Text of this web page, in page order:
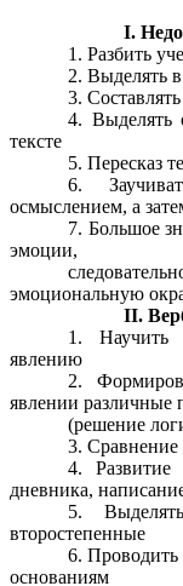
I.
1. Разбить
2. Выделять в
3.
4. Выделять
тексте
5. Пересказ
6.
осмыслением, а
7. Большое
эмоции,
эмоциональную
II.
1. Научить
явлению
2.
явлении различные
(решение
3. Сравнение
4. Развитие
дневника,
5.
второстепенные
6.
основаниям